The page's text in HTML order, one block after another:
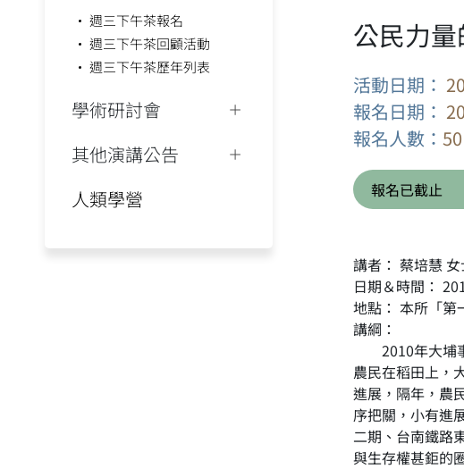
週三下午茶報名
週三下午茶回顧活動
週三下午茶歷年列表
學術研討會
其他演講公告
人類學營
公民力
活動日期：
報名日期：
報名人數：
報名已截止
講者： 蔡培慧
日期＆時間：
地點： 本所「第
講綱：
2010年大埔事
農民在稻田上，
進展，隔年，農
序把關，小有進
二期、台南鐵路
與生存權甚鉅的